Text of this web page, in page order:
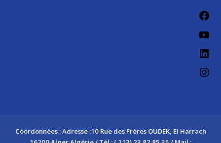
Coordonnées : Adresse :10 Rue des Frères OUDEK, El Harrach